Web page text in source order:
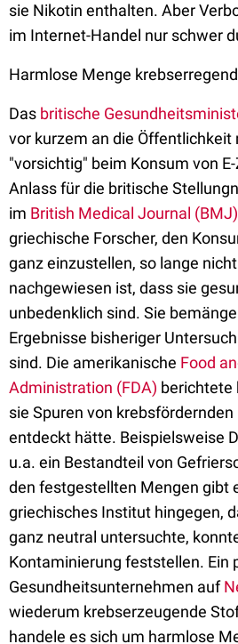
sie Nikotin enthalten. Aber
im Internet-Handel nur schwer
Harmlose Menge
Das britische
vor kurzem an die Öffentlichkeit
"vorsichtig" beim Konsum von
Anlass für die britische
im British Medical Journal (BMJ)
griechische Forscher, den
ganz einzustellen, so lange
nachgewiesen ist, dass sie
unbedenklich sind. Sie
Ergebnisse bisheriger
sind. Die amerikanische Food
Administration (FDA) berichtete
sie Spuren von
entdeckt hätte. Beispielsweise
u.a. ein Bestandteil von
den festgestellten Mengen gibt
griechisches Institut hingegen,
ganz neutral untersuchte,
Kontaminierung feststellen. Ein
Gesundheitsunternehmen auf
wiederum krebserzeugende
handele es sich um harmlose